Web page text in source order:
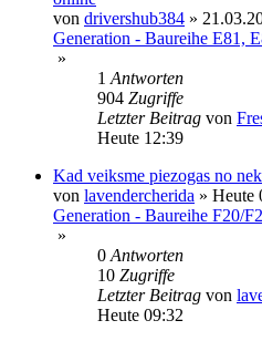
von drivershub384 »
Generation - Baureihe E81,
»
1 Antworten
904 Zugriffe
Letzter Beitrag von
Heute 12:39
Kad veiksme piezogas no
von lavendercherida » Heute
Generation - Baureihe F20/
»
0 Antworten
10 Zugriffe
Letzter Beitrag von
Heute 09:32